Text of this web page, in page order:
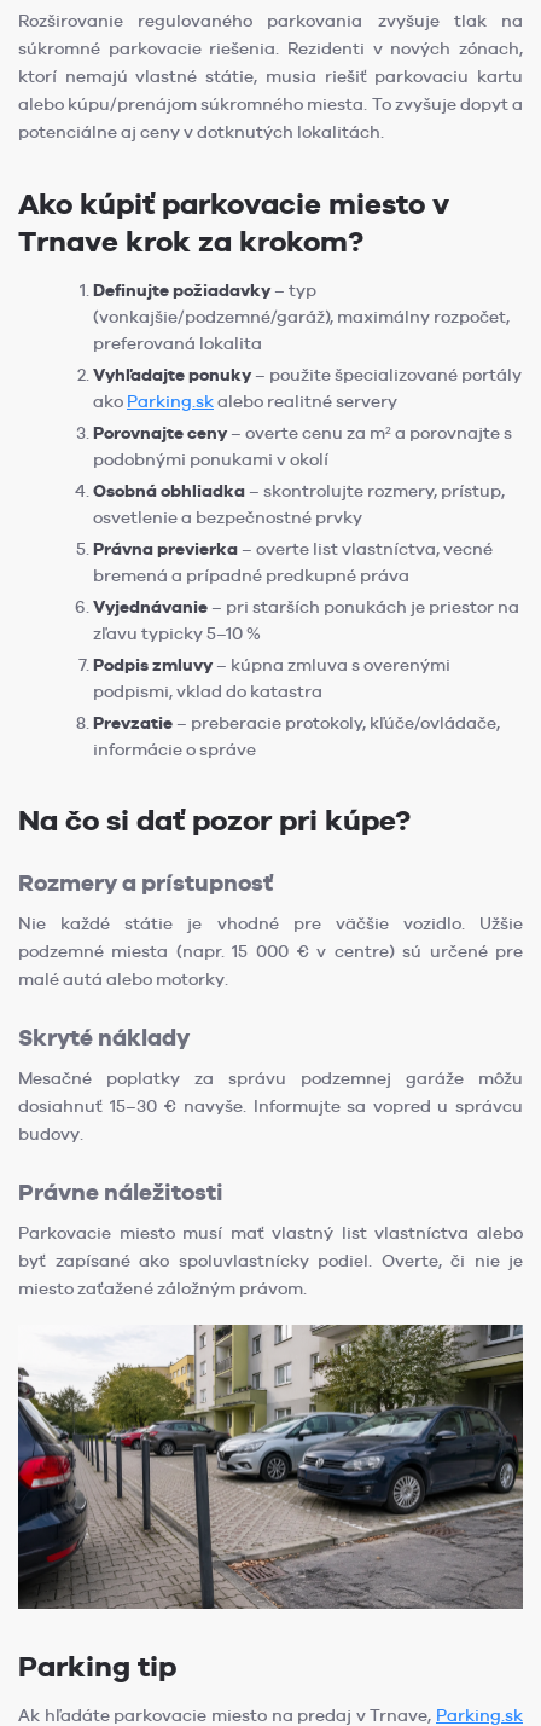
Rozširovanie regulovaného parkovania zvyšuje tlak na
súkromné parkovacie riešenia. Rezidenti v nových zónach,
ktorí nemajú vlastné státie, musia riešiť parkovaciu kartu
alebo kúpu/prenájom súkromného miesta. To zvyšuje dopyt a
potenciálne aj ceny v dotknutých lokalitách.
Ako kúpiť parkovacie miesto v
Trnave krok za krokom?
Definujte požiadavky– typ
(vonkajšie/podzemné/garáž), maximálny rozpočet,
preferovaná lokalita
Vyhľadajte ponuky– použite špecializované portály
ako Parking.skalebo realitné servery
Porovnajte ceny– overte cenu za m² a porovnajte s
podobnými ponukami v okolí
Osobná obhliadka – skontrolujte rozmery, prístup,
osvetlenie a bezpečnostné prvky
Právna previerka – overte list vlastníctva, vecné
bremená a prípadné predkupné práva
Vyjednávanie – pri starších ponukách je priestor na
zľavu typicky 5–10 %
Podpis zmluvy– kúpna zmluva s overenými
podpismi, vklad do katastra
Prevzatie – preberacie protokoly, kľúče/ovládače,
informácie o správe
Na čo si dať pozor pri kúpe?
Rozmery a prístupnosť
Nie každé státie je vhodné pre väčšie vozidlo. Užšie
podzemné miesta (napr. 15 000 € v centre) sú určené pre
malé autá alebo motorky.
Skryté náklady
Mesačné poplatky za správu podzemnej garáže môžu
dosiahnuť 15–30 € navyše. Informujte sa vopred u správcu
budovy.
Právne náležitosti
Parkovacie miesto musí mať vlastný list vlastníctva alebo
byť zapísané ako spoluvlastnícky podiel. Overte, či nie je
miesto zaťažené záložným právom.
Parking tip
Ak hľadáte parkovacie miesto na predaj v Trnave, Parking.sk